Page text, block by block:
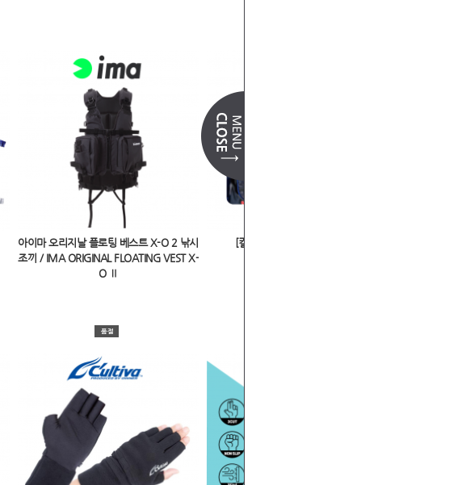
아이마 오리지날 플로팅 베스트 X-O 2 낚시
조끼 / IMA ORIGINAL FLOATING VEST X-
O Ⅱ
[컬티바] 의류-팽창식구명조끼